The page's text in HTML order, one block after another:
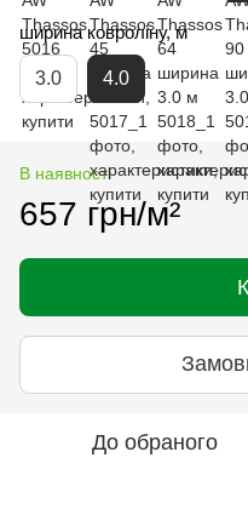
ширина ковроліну, м
3.0 4.0
В наявності
657 грн/м²
До обраного